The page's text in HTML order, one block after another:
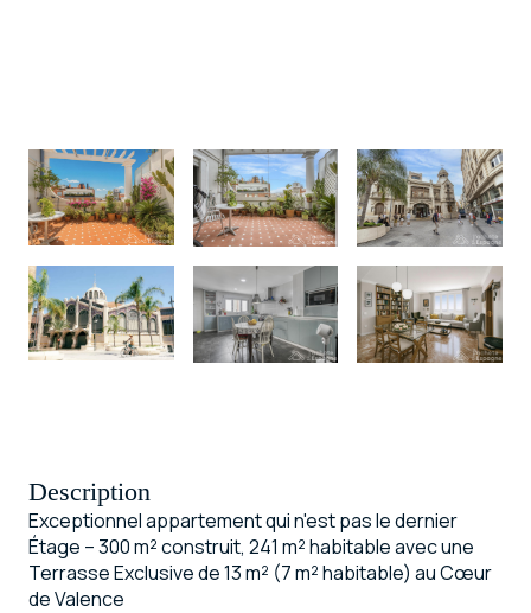
Description
Exceptionnel appartement qui n'est pas le dernier
Étage – 300 m² construit, 241 m² habitable avec une
Terrasse Exclusive de 13 m² (7 m² habitable) au Cœur
de Valence